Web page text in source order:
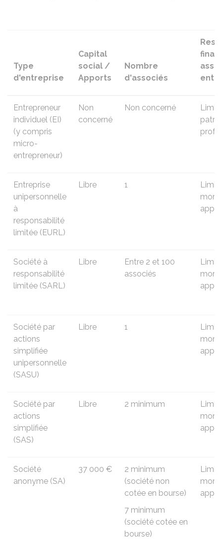
Type
d'entreprise
Capital
social /
Apports
Nombre
d'associés
Entrepreneur
individuel (EI)
(y compris
micro-
entrepreneur)
Non
concerné
Non concerné
Entreprise
unipersonnelle
à
responsabilité
limitée (EURL)
Libre 1
Société à
responsabilité
limitée (SARL)
Libre
Entre 2 et 100
associés
Société par
actions
simplifiée
unipersonnelle
(SASU)
Libre 1
Société par
actions
simplifiée
(SAS)
Libre 2 minimum
Société
anonyme (SA)
37 000 €
2 minimum
(société non
cotée en bourse)
7 minimum
(société cotée en
bourse)